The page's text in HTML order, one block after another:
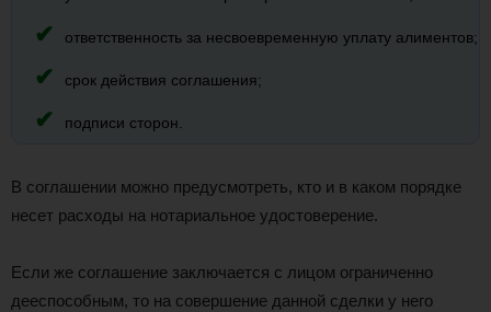
ответственность за несвоевременную уплату алиментов;
срок действия соглашения;
подписи сторон.
В соглашении можно предусмотреть, кто и в каком порядке
несет расходы на нотариальное удостоверение.
Если же соглашение заключается с лицом ограниченно
дееспособным, то на совершение данной сделки у него